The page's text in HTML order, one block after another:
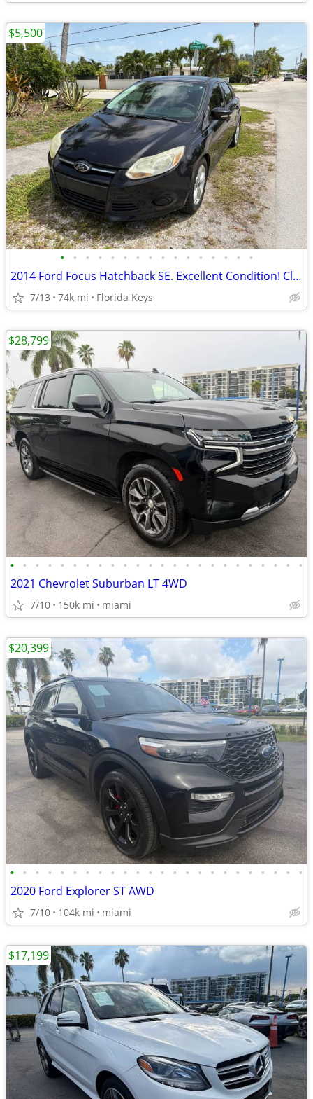
• • • • • • • • • • • • • • • •
2014 Ford Focus Hatchback SE. Excellent Condition! Clean Title.
7/13 74k mi Florida Keys
$5,500
• • • • • • • • • • • • • • • • • • • • • • • •
2021 Chevrolet Suburban LT 4WD
7/10 150k mi miami
$28,799
• • • • • • • • • • • • • • • • • • • • • • • •
2020 Ford Explorer ST AWD
7/10 104k mi miami
$20,399
$17,199